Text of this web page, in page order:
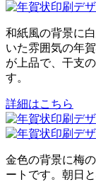
和紙風の背景に
いた雰囲気の年
が上品で、干支
す。
詳細はこちら
金色の背景に梅
ートです。朝日